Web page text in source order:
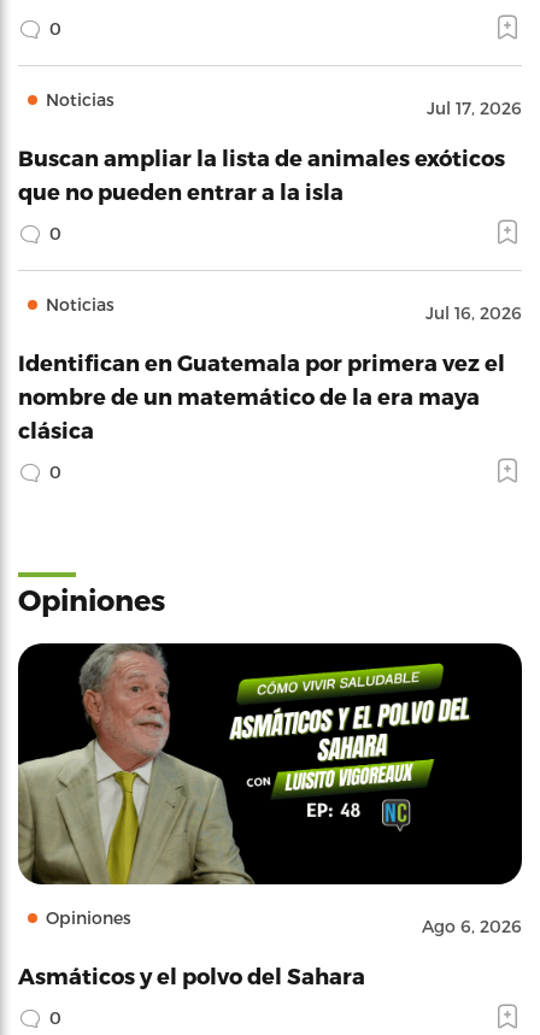
0
Noticias Jul 17, 2026
Buscan ampliar la lista de animales exóticos
que no pueden entrar a la isla
0
Noticias Jul 16, 2026
Identifican en Guatemala por primera vez el
nombre de un matemático de la era maya
clásica
0
Opiniones
Opiniones Ago 6, 2026
Asmáticos y el polvo del Sahara
0